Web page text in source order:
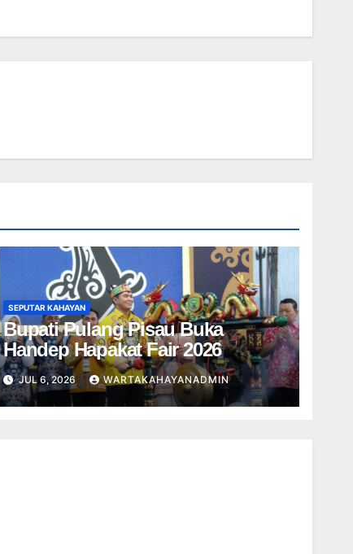
SEPUTAR KAHAYAN
Bupati Pulang Pisau Buka
Handep Hapakat Fair 2026
JUL 6, 2026 WARTAKAHAYANADMIN